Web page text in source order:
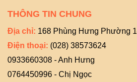
THÔNG TIN CHUNG
Địa chỉ: 168 Phùng Hưng Phường
Điện thoại: (028) 38573624
0933660308 - Anh Hưng
0764450996 - Chị Ngọc